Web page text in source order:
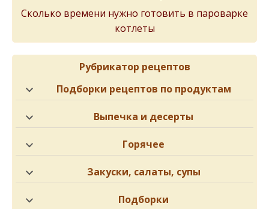
Сколько времени нужно готовить в пароварке
котлеты
Рубрикатор рецептов
Подборки рецептов по продуктам
Выпечка и десерты
Горячее
Закуски, салаты, супы
Подборки